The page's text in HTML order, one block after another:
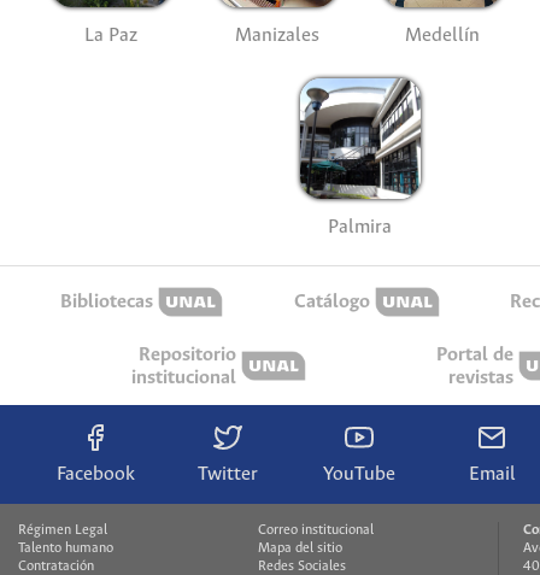
La Paz Manizales Medellín
Palmira
Bibliotecas Catálogo
Repositorio
institucional
Portal de
revistas
Facebook Twitter YouTube Email
Régimen Legal
Talento humano
Contratación
Correo institucional
Mapa del sitio
Redes Sociales